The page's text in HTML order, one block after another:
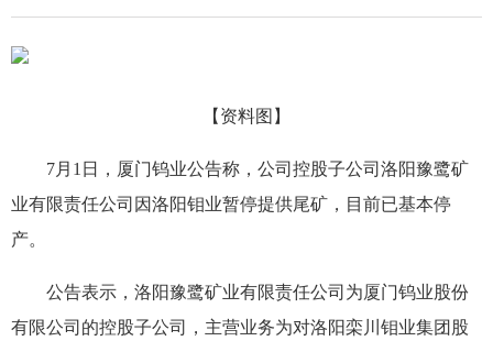
【资料图】
7月1日，厦门钨业公告称，公司控股子公司洛阳豫鹭矿
业有限责任公司因洛阳钼业暂停提供尾矿，目前已基本停
产。
公告表示，洛阳豫鹭矿业有限责任公司为厦门钨业股份
有限公司的控股子公司，主营业务为对洛阳栾川钼业集团股